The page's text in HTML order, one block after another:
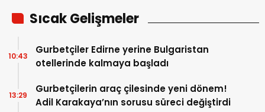
Sıcak Gelişmeler
Gurbetçiler Edirne yerine Bulgaristan
otellerinde kalmaya başladı
10:43
Gurbetçilerin araç çilesinde yeni dönem!
Adil Karakaya’nın sorusu süreci değiştirdi
13:29